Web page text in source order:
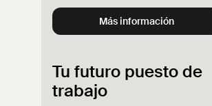
Más información
Tu futuro puesto de
trabajo